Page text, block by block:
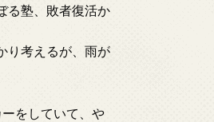
る塾、敗者復活か
り考えるが、雨が
をしていて、や